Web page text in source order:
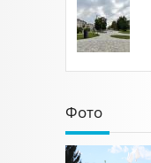
Фото